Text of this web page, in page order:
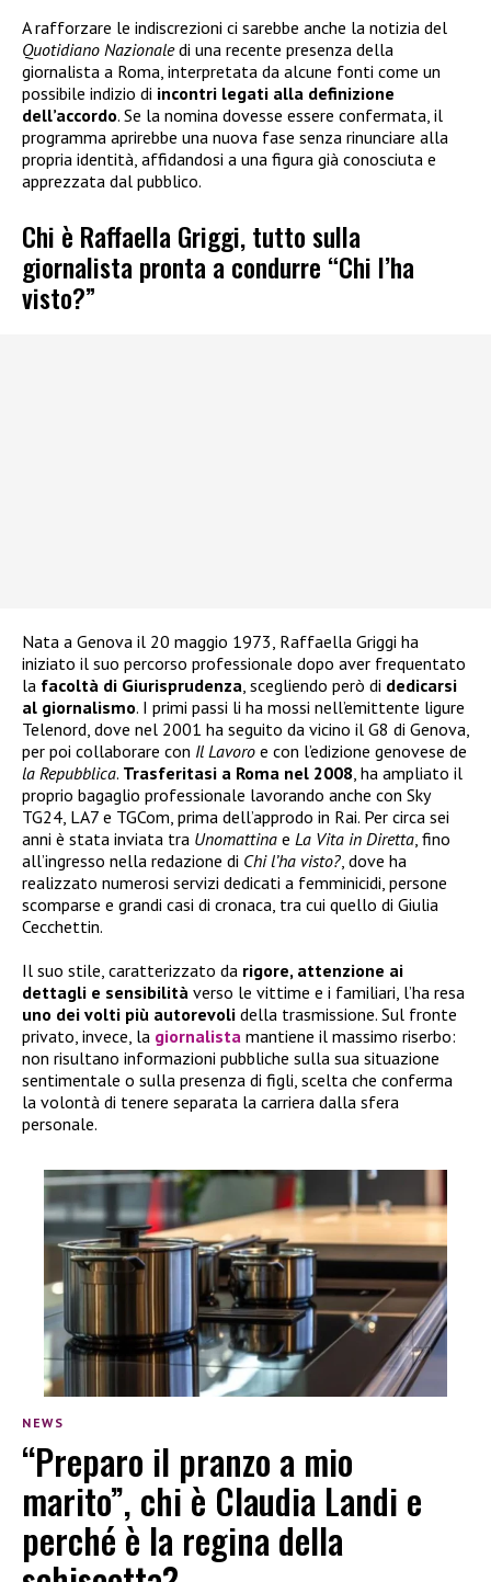
A rafforzare le indiscrezioni ci sarebbe anche la notizia del
Quotidiano Nazionaledi una recente presenza della
giornalista a Roma, interpretata da alcune fonti come un
possibile indizio di incontri legati alla definizione
dell’accordo. Se la nomina dovesse essere confermata, il
programma aprirebbe una nuova fase senza rinunciare alla
propria identità, affidandosi a una figura già conosciuta e
apprezzata dal pubblico.
Chi è Raffaella Griggi, tutto sulla
giornalista pronta a condurre “Chi l’ha
visto?”
Nata a Genova il 20 maggio 1973, Raffaella Griggi ha
iniziato il suo percorso professionale dopo aver frequentato
la facoltà di Giurisprudenza, scegliendo però di dedicarsi
al giornalismo. I primi passi li ha mossi nell’emittente ligure
Telenord, dove nel 2001 ha seguito da vicino il G8 di Genova,
per poi collaborare con Il Lavoro e con l’edizione genovese de
la Repubblica. Trasferitasi a Roma nel 2008, ha ampliato il
proprio bagaglio professionale lavorando anche con Sky
TG24, LA7 e TGCom, prima dell’approdo in Rai. Per circa sei
anni è stata inviata tra Unomattina e La Vita in Diretta, fino
all’ingresso nella redazione di Chi l’ha visto?, dove ha
realizzato numerosi servizi dedicati a femminicidi, persone
scomparse e grandi casi di cronaca, tra cui quello di Giulia
Cecchettin.
Il suo stile, caratterizzato da rigore, attenzione ai
dettagli e sensibilità verso le vittime e i familiari, l’ha resa
uno dei volti più autorevoli della trasmissione. Sul fronte
privato, invece, la giornalista mantiene il massimo riserbo:
non risultano informazioni pubbliche sulla sua situazione
sentimentale o sulla presenza di figli, scelta che conferma
la volontà di tenere separata la carriera dalla sfera
personale.
NEWS
“Preparo il pranzo a mio
marito”, chi è Claudia Landi e
perché è la regina della